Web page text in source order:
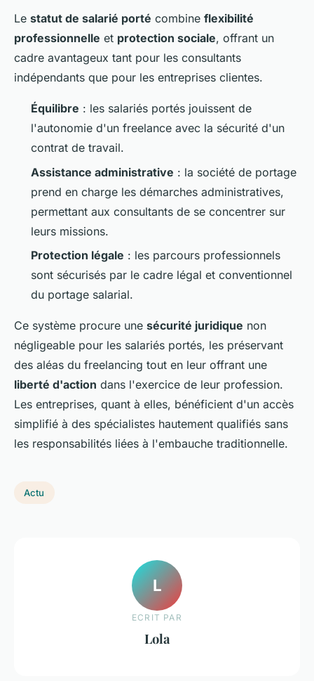
Le statut de salarié porté combine flexibilité
professionnelle et protection sociale, offrant un
cadre avantageux tant pour les consultants
indépendants que pour les entreprises clientes.
Équilibre : les salariés portés jouissent de
l'autonomie d'un freelance avec la sécurité d'un
contrat de travail.
Assistance administrative : la société de portage
prend en charge les démarches administratives,
permettant aux consultants de se concentrer sur
leurs missions.
Protection légale : les parcours professionnels
sont sécurisés par le cadre légal et conventionnel
du portage salarial.
Ce système procure une sécurité juridique non
négligeable pour les salariés portés, les préservant
des aléas du freelancing tout en leur offrant une
liberté d'action dans l'exercice de leur profession.
Les entreprises, quant à elles, bénéficient d'un accès
simplifié à des spécialistes hautement qualifiés sans
les responsabilités liées à l'embauche traditionnelle.
Actu
L
ECRIT PAR
Lola